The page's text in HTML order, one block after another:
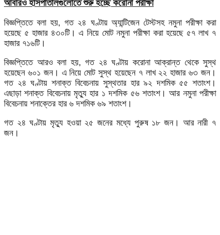
আবারও হাসপাতালগুলোতে শুরু হচ্ছে করোনা পরীক্ষা
বিজ্ঞপ্তিতে বলা হয়, গত ২৪ ঘণ্টায় অ্যান্টিজেন টেস্টসহ নমুনা পরীক্ষা করা
হয়েছে ৫ হাজার ৪৩০টি। এ নিয়ে মোট নমুনা পরীক্ষা করা হয়েছে ৫৭ লাখ ৭
হাজার ৭১৬টি।
বিজ্ঞপ্তিতে আরও বলা হয়, গত ২৪ ঘণ্টায় করোনা আক্রান্ত থেকে সুস্থ
হয়েছেন ৬০১ জন। এ নিয়ে মোট সুস্থ হয়েছেন ৭ লাখ ২২ হাজার ৬৩ জন।
গত ২৪ ঘণ্টায় শনাক্ত বিবেচনায় সুস্থতার হার ৯২ দশমিক ৫৫ শতাংশ।
এছাড়া শনাক্ত বিবেচনায় মৃত্যু হার ১ দশমিক ৫৬ শতাংশ। আর নমুনা পরীক্ষা
বিবেচনায় শনাক্তের হার ৬ দশমিক ৬৯ শতাংশ।
গত ২৪ ঘণ্টায় মৃত্যু হওয়া ২৫ জনের মধ্যে পুরুষ ১৮ জন। আর নারী ৭
জন।